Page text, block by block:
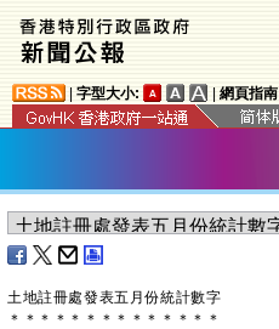
字型大小: 網頁指南
土地註冊處發表五月份統計數字
＊ ＊ ＊ ＊ ＊ ＊ ＊ ＊ ＊ ＊ ＊ ＊ ＊ ＊